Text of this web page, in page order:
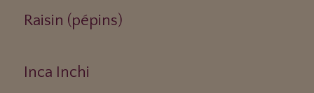
Raisin (pépins)
Inca Inchi